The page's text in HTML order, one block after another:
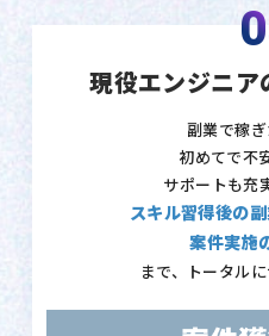
現役エンジニア
副業で稼
初めてで不
サポートも充
スキル習得後の
案件実施
まで、トータルに